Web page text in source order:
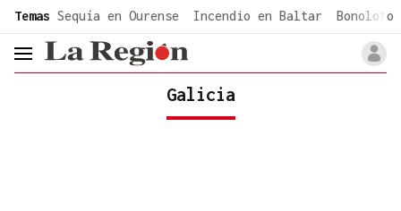
common.go-to-content
Temas Sequía en Ourense Incendio en Baltar Bonoloto
header.menu.open
Galicia